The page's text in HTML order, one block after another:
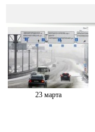
23 марта